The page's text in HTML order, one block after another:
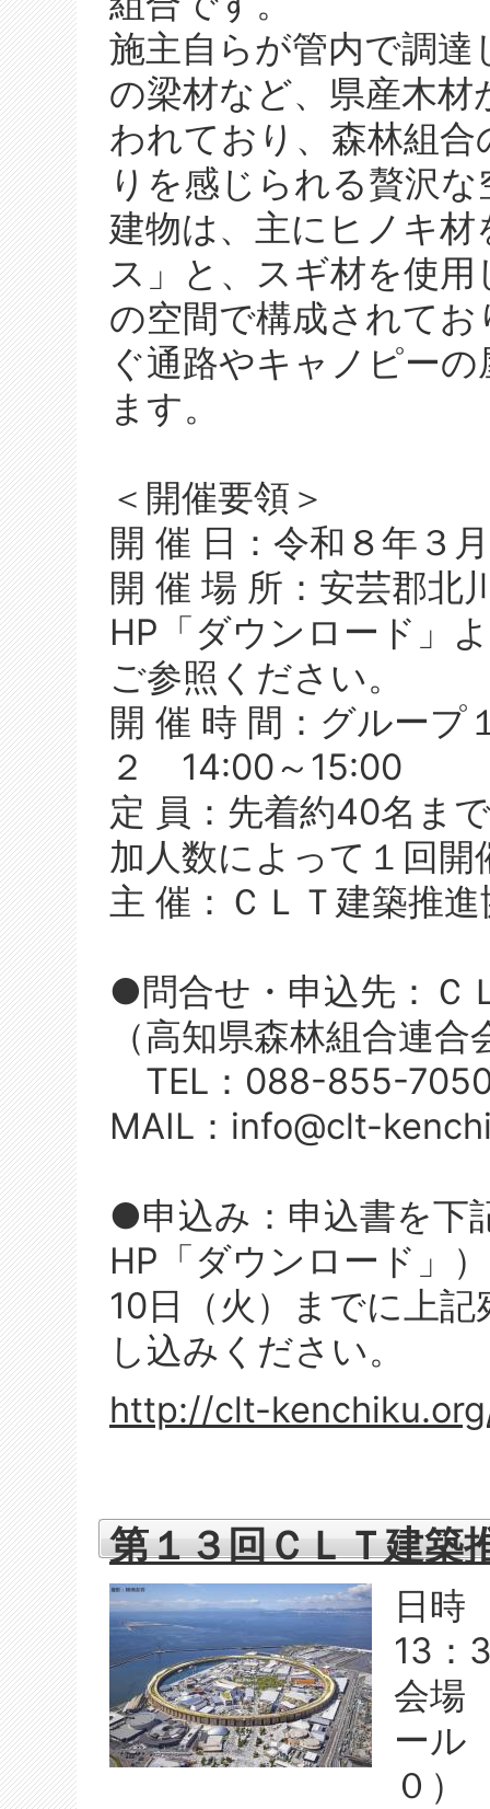
施主自らが管内で調達
の梁材など、県産木
われており、森林組
りを感じられる贅沢
建物は、主にヒノキ
ス」と、スギ材を使
の空間で構成されて
ぐ通路やキャノピー
ます。
＜開催要領＞
開 催 日：令和８年３
開 催 場 所：安芸郡北
HP「ダウンロード」
ご参照ください。
開 催 時 間：グルー
２ 14:00～15:00
定 員：先着約40名ま
加人数によって１回
主 催：ＣＬＴ建築推
●問合せ・申込先：Ｃ
（高知県森林組合連合
TEL：088-855-
MAIL：info@clt-
●申込み：申込書を下
HP「ダウンロード」
10日（火）までに上
し込みください。
http://clt-
第１３回ＣＬＴ建築
日
13：
会場
ール
０）